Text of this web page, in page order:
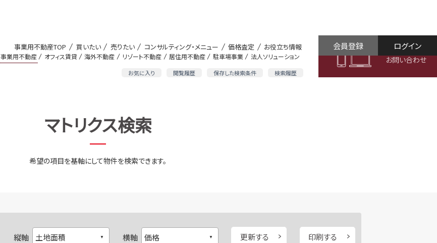
事業用不動産 オフィス賃貸 海外不動産 リゾート不動産 居住用不動産 駐車場事業 法人ソリューション
お気に入り 閲覧履歴 保存した検索条件 検索履歴
事業用不動産TOP 買いたい 売りたい コンサルティング・メニュー 価格査定 お役立ち情報
お問い合わせ
ログイン
会員登録
マトリクス検索
希望の項目を基軸にして物件を検索できます。
縦軸 横軸 更新する 印刷する